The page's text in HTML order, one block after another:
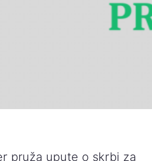
pruža upute o skrbi za